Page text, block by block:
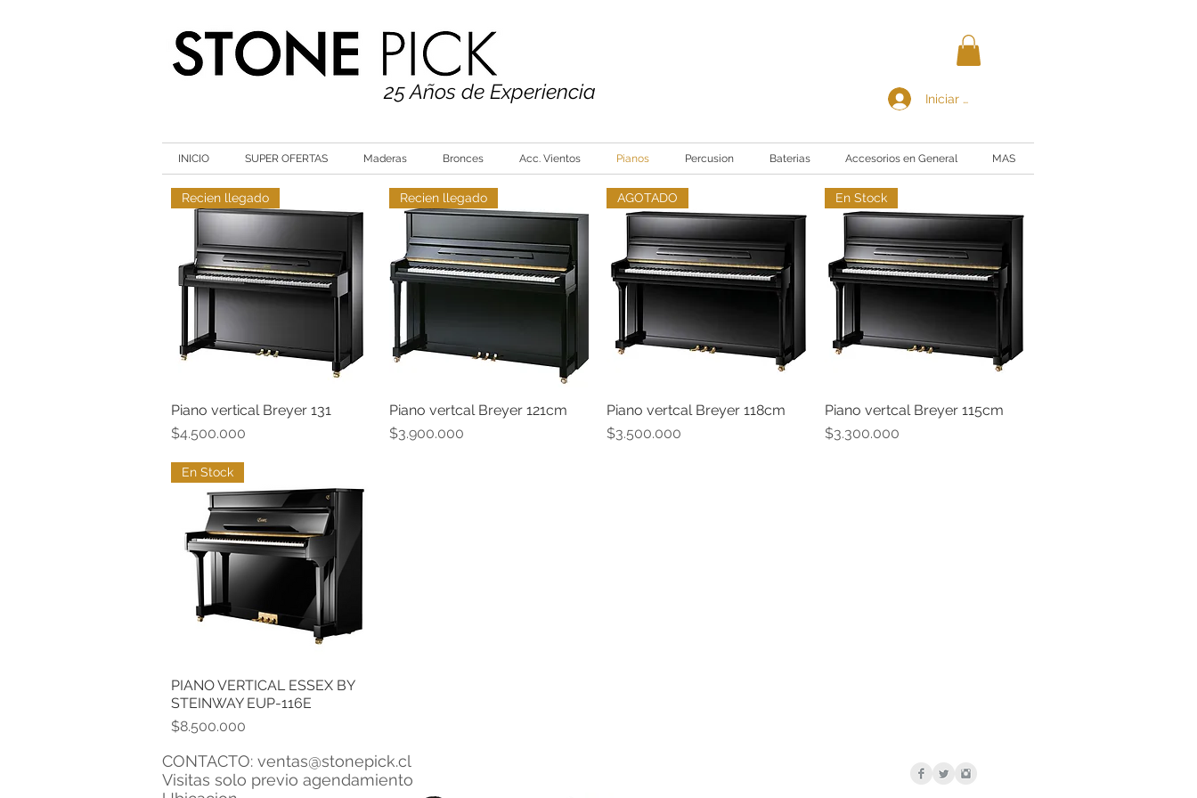
25 Años de Experiencia Iniciar sesión
INICIO SUPER OFERTAS Maderas Bronces Acc. Vientos Pianos Percusion Baterias Accesorios en General MAS
Vista rápida
Recien llegado
Piano vertical Breyer 131
Precio
$4.500.000
Vista rápida
Recien llegado
Piano vertcal Breyer 121cm
Precio
$3.900.000
Vista rápida
AGOTADO
Piano vertcal Breyer 118cm
Precio
$3.500.000
Vista rápida
En Stock
Piano vertcal Breyer 115cm
Precio
$3.300.000
Vista rápida
En Stock
PIANO VERTICAL ESSEX BY
STEINWAY EUP-116E
Precio
$8.500.000
CONTACTO: ventas@stonepick.cl
Visitas solo previo agendamiento